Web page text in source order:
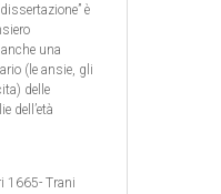
è
una
(le ansie, gli
delle
dell’età
1665- Trani